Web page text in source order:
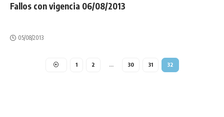
Fallos con vigencia 06/08/2013
05/08/2013
1 2 … 30 31 32